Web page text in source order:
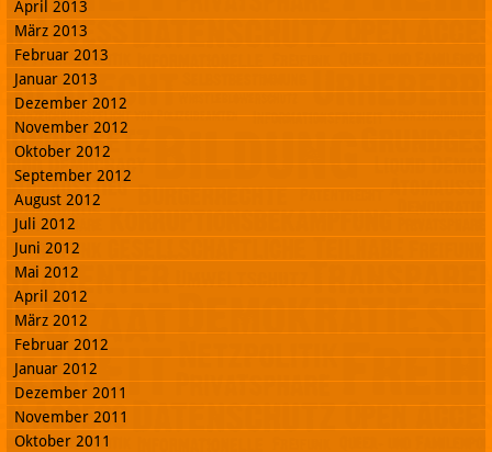
April 2013
März 2013
Februar 2013
Januar 2013
Dezember 2012
November 2012
Oktober 2012
September 2012
August 2012
Juli 2012
Juni 2012
Mai 2012
April 2012
März 2012
Februar 2012
Januar 2012
Dezember 2011
November 2011
Oktober 2011